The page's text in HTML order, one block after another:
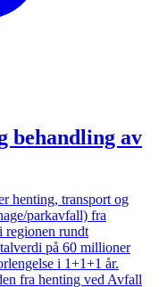
behandling av
henting, transport og
parkavfall) fra
regionen rundt
på 60 millioner
i 1+1+1 år.
fra henting ved Avfall